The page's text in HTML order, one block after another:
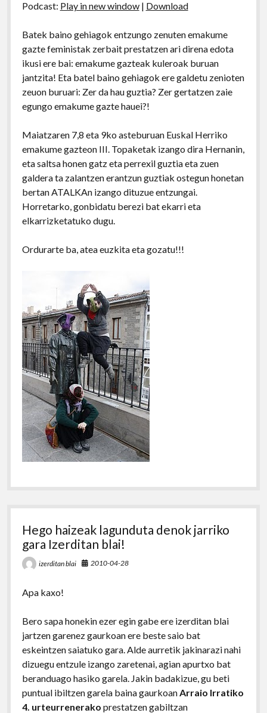
Podcast: Play in new window| Download
Batek baino gehiagok entzungo zenuten emakume
gazte feministak zerbait prestatzen ari direna edota
ikusi ere bai: emakume gazteak kuleroak buruan
jantzita! Eta batel baino gehiagok ere galdetu zenioten
zeuon buruari: Zer da hau guztia? Zer gertatzen zaie
egungo emakume gazte hauei?!
Maiatzaren 7,8 eta 9ko asteburuan Euskal Herriko
emakume gazteon III. Topaketak izango dira Hernanin,
eta saltsa honen gatz eta perrexil guztia eta zuen
galdera ta zalantzen erantzun guztiak ostegun honetan
bertan ATALKAn izango dituzue entzungai.
Horretarko, gonbidatu berezi bat ekarri eta
elkarrizketatuko dugu.
Ordurarte ba, atea euzkita eta gozatu!!!
Hego haizeak lagunduta denok jarriko
gara Izerditan blai!
izerditan blai 2010-04-28
Apa kaxo!
Bero sapa honekin ezer egin gabe ere izerditan blai
jartzen garenez gaurkoan ere beste saio bat
eskeintzen saiatuko gara. Alde aurretik jakinarazi nahi
dizuegu entzule izango zaretenai, agian apurtxo bat
beranduago hasiko garela. Jakin badakizue, gu beti
puntual ibiltzen garela baina gaurkoanArraio Irratiko
4. urteurrenerako prestatzen gabiltzan